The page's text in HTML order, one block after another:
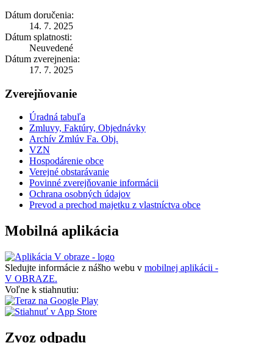
Dátum doručenia:
14. 7. 2025
Dátum splatnosti:
Neuvedené
Dátum zverejnenia:
17. 7. 2025
Zverejňovanie
Úradná tabuľa
Zmluvy, Faktúry, Objednávky
Archív Zmlúv Fa. Obj.
VZN
Hospodárenie obce
Verejné obstarávanie
Povinné zverejňovanie informácii
Ochrana osobných údajov
Prevod a prechod majetku z vlastníctva obce
Mobilná aplikácia
Sledujte informácie z nášho webu v mobilnej aplikácii -
V OBRAZE.
Voľne k stiahnutiu:
Zvoz odpadu